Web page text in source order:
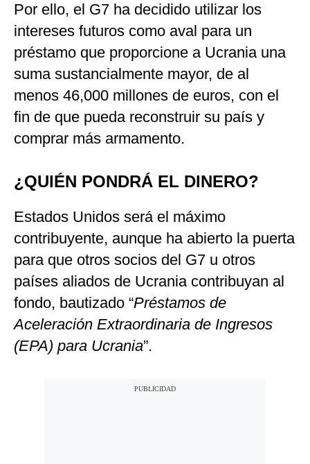
Por ello, el G7 ha decidido utilizar los
intereses futuros como aval para un
préstamo que proporcione a Ucrania una
suma sustancialmente mayor, de al
menos 46,000 millones de euros, con el
fin de que pueda reconstruir su país y
comprar más armamento.
¿QUIÉN PONDRÁ EL DINERO?
Estados Unidos será el máximo
contribuyente, aunque ha abierto la puerta
para que otros socios del G7 u otros
países aliados de Ucrania contribuyan al
fondo, bautizado “Préstamos de
Aceleración Extraordinaria de Ingresos
(EPA) para Ucrania”.